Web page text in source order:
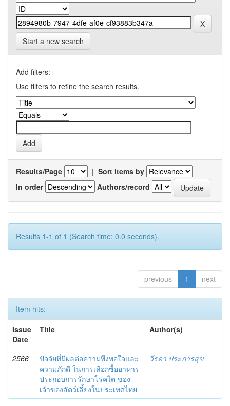
Start a new search
Add filters:
Use filters to refine the search results.
Results/Page | Sort items by
In order
Authors/record
Results 1-1 of 1 (Search time: 0.0 seconds).
previous 1 next
Item hits:
Issue
Date
Title Author(s)
2566
ปัจจัยที่มีผลต่อความพึงพอใจและ
ความภักดี ในการเลือกซื้ออาหาร
ประกอบการรักษาโรคไต ของ
เจ้าของสัตว์เลี้ยงในประเทศไทย
วีรดา ประภารสุข